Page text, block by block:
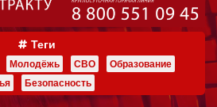
Теги
Молодёжь СВО
Образование
Безопасность